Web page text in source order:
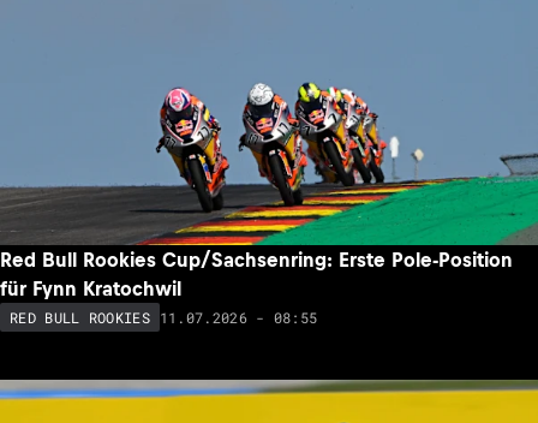
Red Bull Rookies Cup/Sachsenring: Erste Pole-Position
für Fynn Kratochwil
RED BULL ROOKIES 11.07.2026 - 08:55